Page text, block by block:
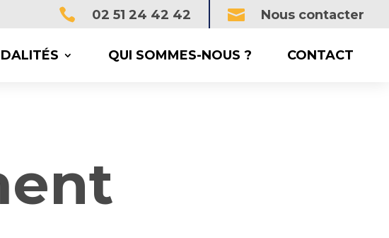
 02 51 24 42 42  Nous contacter
QUI SOMMES-NOUS ? CONTACT